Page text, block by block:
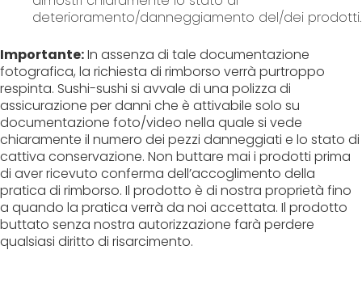
deterioramento/danneggiamento del/dei prodotti.
Importante:In assenza di tale documentazione
fotografica, la richiesta di rimborso verrà purtroppo
respinta. Sushi-sushi si avvale di una polizza di
assicurazione per danni che è attivabile solo su
documentazione foto/video nella quale si vede
chiaramente il numero dei pezzi danneggiati e lo stato di
cattiva conservazione. Non buttare mai i prodotti prima
di aver ricevuto conferma dell’accoglimento della
pratica di rimborso. Il prodotto è di nostra proprietà fino
a quando la pratica verrà da noi accettata. Il prodotto
buttato senza nostra autorizzazione farà perdere
qualsiasi diritto di risarcimento.